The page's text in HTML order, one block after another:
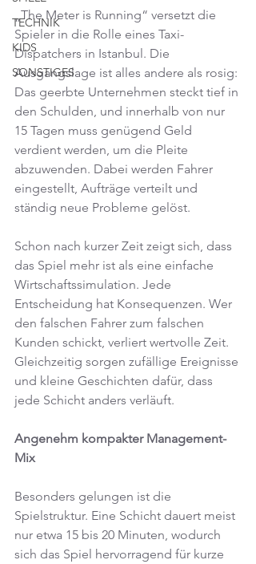
TECHNIK
KIDS
SONSTIGES
„The Meter is Running“ versetzt die
Spieler in die Rolle eines Taxi-
Dispatchers in Istanbul. Die
Ausgangslage ist alles andere als rosig:
Das geerbte Unternehmen steckt tief in
den Schulden, und innerhalb von nur
15 Tagen muss genügend Geld
verdient werden, um die Pleite
abzuwenden. Dabei werden Fahrer
eingestellt, Aufträge verteilt und
ständig neue Probleme gelöst.
Schon nach kurzer Zeit zeigt sich, dass
das Spiel mehr ist als eine einfache
Wirtschaftssimulation. Jede
Entscheidung hat Konsequenzen. Wer
den falschen Fahrer zum falschen
Kunden schickt, verliert wertvolle Zeit.
Gleichzeitig sorgen zufällige Ereignisse
und kleine Geschichten dafür, dass
jede Schicht anders verläuft.
Angenehm kompakter Management-
Mix
Besonders gelungen ist die
Spielstruktur. Eine Schicht dauert meist
nur etwa 15 bis 20 Minuten, wodurch
sich das Spiel hervorragend für kurze